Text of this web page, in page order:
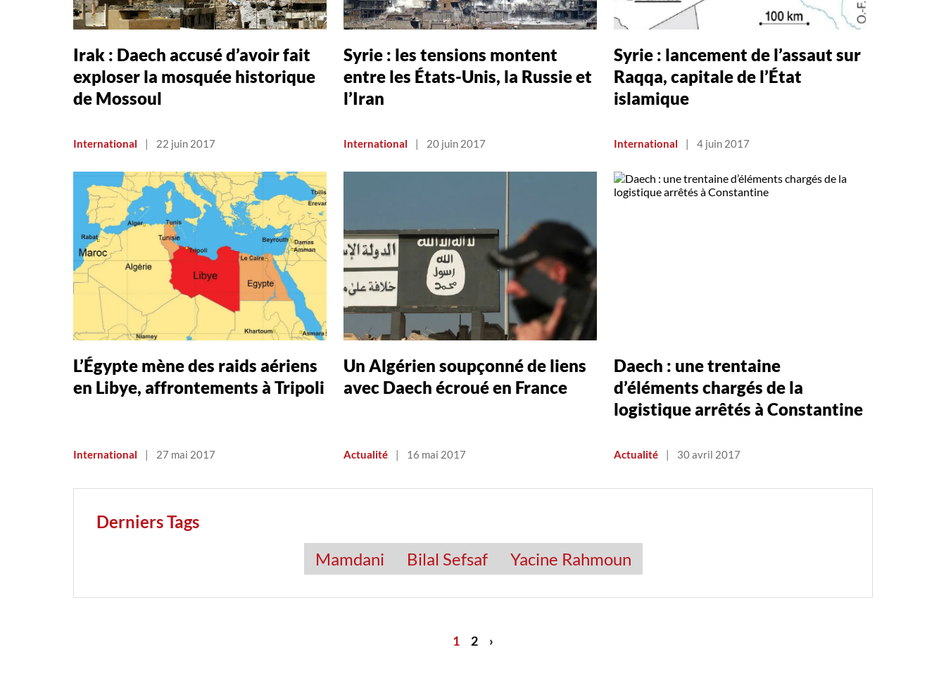
Irak : Daech accusé d’avoir fait
exploser la mosquée historique
de Mossoul
International | 22 juin 2017
Syrie : les tensions montent
entre les États-Unis, la Russie et
l’Iran
International | 20 juin 2017
Syrie : lancement de l’assaut sur
Raqqa, capitale de l’État
islamique
International | 4 juin 2017
L’Égypte mène des raids aériens
en Libye, affrontements à Tripoli
International | 27 mai 2017
Un Algérien soupçonné de liens
avec Daech écroué en France
Actualité | 16 mai 2017
Daech : une trentaine
d’éléments chargés de la
logistique arrêtés à Constantine
Actualité | 30 avril 2017
Derniers Tags
Mamdani
Bilal Sefsaf Yacine Rahmoun
1 2 ›